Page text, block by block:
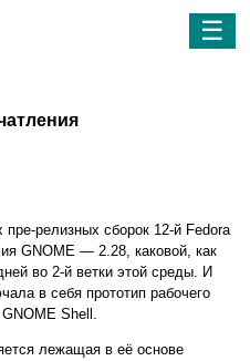
☰
релизных сборок 12-й Fedora
GNOME — 2.28, каковой, как
во 2-й ветки этой среды. И
в себя прототип рабочего
Shell.
лежащая в её основе